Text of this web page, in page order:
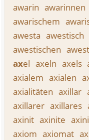
awarin awarinnen
awarischem
awesta awestisch
awestischen
axel axeln axels
axialem axialen
axialitäten axillar
axillarer axillares
axinit axinite
axiom axiomat